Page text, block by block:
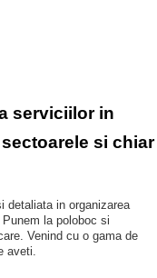
serviciilor in
si chiar
detaliata in organizarea
la poloboc si
Venind cu o gama de
aveti.